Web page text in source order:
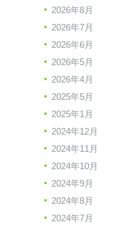
2026年8月
2026年7月
2026年6月
2026年5月
2026年4月
2025年5月
2025年1月
2024年12月
2024年11月
2024年10月
2024年9月
2024年8月
2024年7月